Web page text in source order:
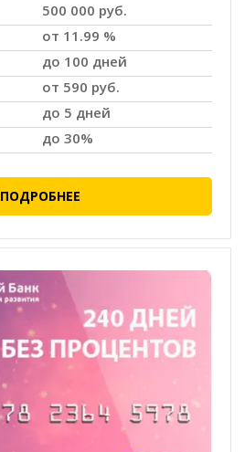
500 000 руб.
от 11.99 %
до 100 дней
от 590 руб.
до 5 дней
до 30%
ПОДРОБНЕЕ